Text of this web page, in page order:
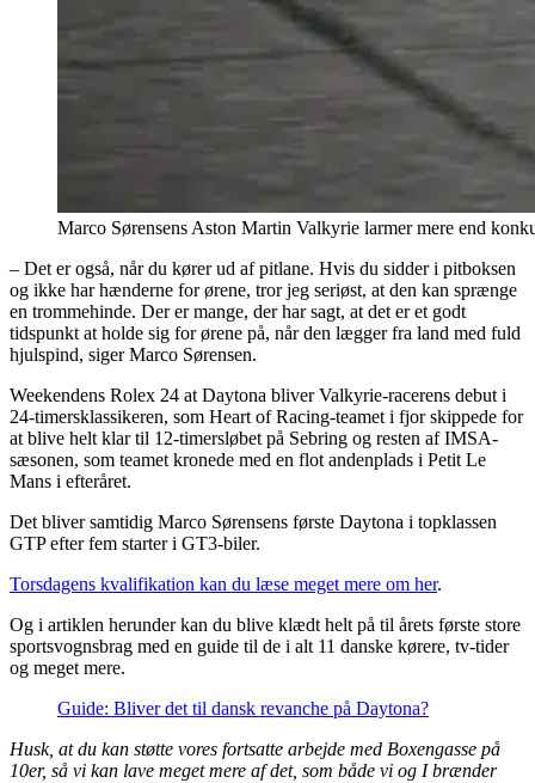
Marco Sørensens Aston Martin Valkyrie larmer mere end
– Det er også, når du kører ud af pitlane. Hvis du sidder i pitboksen
og ikke har hænderne for ørene, tror jeg seriøst, at den kan sprænge
en trommehinde. Der er mange, der har sagt, at det er et godt
tidspunkt at holde sig for ørene på, når den lægger fra land med fuld
hjulspind, siger Marco Sørensen.
Weekendens Rolex 24 at Daytona bliver Valkyrie-racerens debut i
24-timersklassikeren, som Heart of Racing-teamet i fjor skippede for
at blive helt klar til 12-timersløbet på Sebring og resten af IMSA-
sæsonen, som teamet kronede med en flot andenplads i Petit Le
Mans i efteråret.
Det bliver samtidig Marco Sørensens første Daytona i topklassen
GTP efter fem starter i GT3-biler.
Torsdagens kvalifikation kan du læse meget mere om her.
Og i artiklen herunder kan du blive klædt helt på til årets første store
sportsvognsbrag med en guide til de i alt 11 danske kørere, tv-tider
og meget mere.
Guide: Bliver det til dansk revanche på Daytona?
Husk, at du kan støtte vores fortsatte arbejde med Boxengasse på
10er, så vi kan lave meget mere af det, som både vi og I brænder